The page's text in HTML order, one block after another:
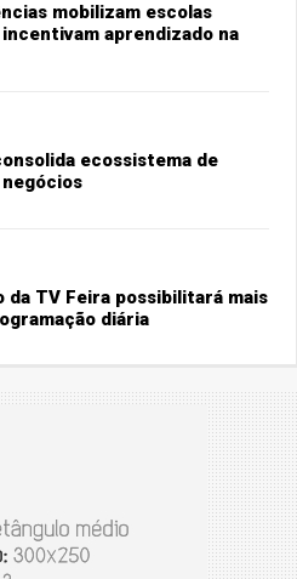
mobilizam escolas
aprendizado na
ecossistema de
da TV Feira possibilitará mais
diária